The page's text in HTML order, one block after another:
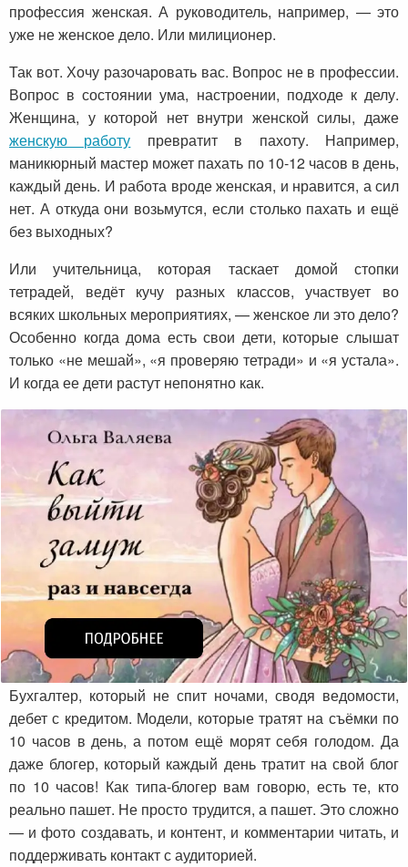
профессия женская. А руководитель, например, — это
уже не женское дело. Или милиционер.
Так вот. Хочу разочаровать вас. Вопрос не в профессии.
Вопрос в состоянии ума, настроении, подходе к делу.
Женщина, у которой нет внутри женской силы, даже
женскую работу превратит в пахоту. Например,
маникюрный мастер может пахать по 10-12 часов в день,
каждый день. И работа вроде женская, и нравится, а сил
нет. А откуда они возьмутся, если столько пахать и ещё
без выходных?
Или учительница, которая таскает домой стопки
тетрадей, ведёт кучу разных классов, участвует во
всяких школьных мероприятиях, — женское ли это дело?
Особенно когда дома есть свои дети, которые слышат
только «не мешай», «я проверяю тетради» и «я устала».
И когда ее дети растут непонятно как.
Бухгалтер, который не спит ночами, сводя ведомости,
дебет с кредитом. Модели, которые тратят на съёмки по
10 часов в день, а потом ещё морят себя голодом. Да
даже блогер, который каждый день тратит на свой блог
по 10 часов! Как типа-блогер вам говорю, есть те, кто
реально пашет. Не просто трудится, а пашет. Это сложно
— и фото создавать, и контент, и комментарии читать, и
поддерживать контакт с аудиторией.